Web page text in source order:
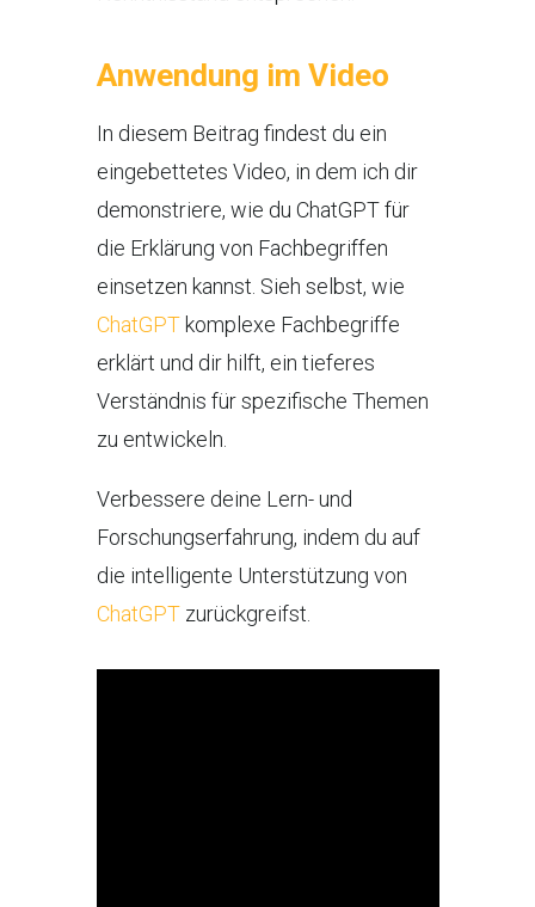
Anwendung im Video
In diesem Beitrag findest du ein
eingebettetes Video, in dem ich dir
demonstriere, wie du ChatGPT für
die Erklärung von Fachbegriffen
einsetzen kannst. Sieh selbst, wie
ChatGPTkomplexe Fachbegriffe
erklärt und dir hilft, ein tieferes
Verständnis für spezifische Themen
zu entwickeln.
Verbessere deine Lern- und
Forschungserfahrung, indem du auf
die intelligente Unterstützung von
ChatGPTzurückgreifst.